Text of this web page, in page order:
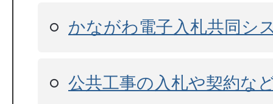
かながわ電子入札共同シ
公共工事の入札や契約な